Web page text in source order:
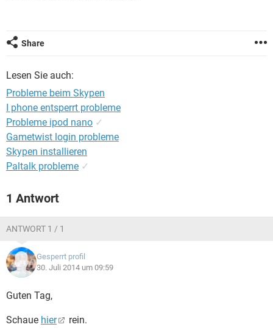
FACEBOOK
Share
Lesen Sie auch:
Probleme beim Skypen
I phone entsperrt probleme
Probleme ipod nano ✓
Gametwist login probleme
Skypen installieren
Paltalk probleme ✓
1 Antwort
ANTWORT 1 / 1
Gesperrt profil
30. Juli 2014 um 09:59
Guten Tag,
Schaue hier rein.